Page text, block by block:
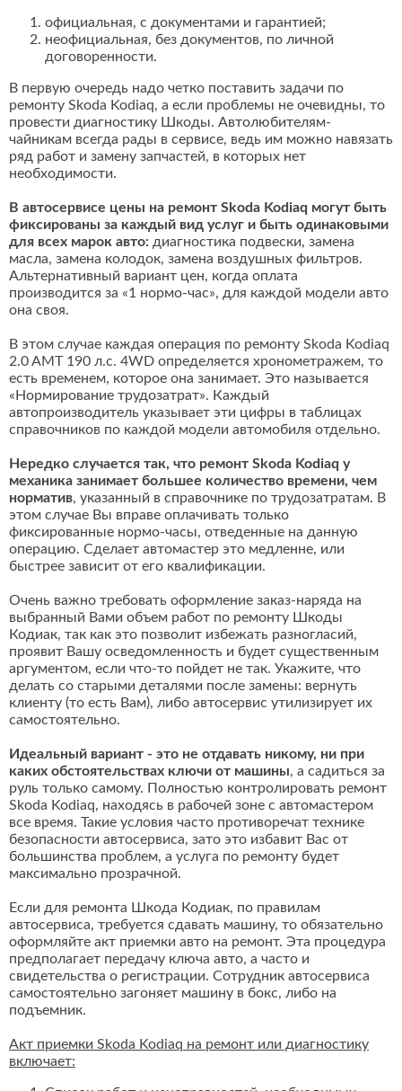
официальная, с документами и гарантией;
неофициальная, без документов, по личной
договоренности.
В первую очередь надо четко поставить задачи по
ремонту Skoda Kodiaq, а если проблемы не очевидны, то
провести диагностику Шкоды. Автолюбителям-
чайникам всегда рады в сервисе, ведь им можно навязать
ряд работ и замену запчастей, в которых нет
необходимости.
В автосервисе цены на ремонт Skoda Kodiaq могут быть
фиксированы за каждый вид услуг и быть одинаковыми
для всех марок авто: диагностика подвески, замена
масла, замена колодок, замена воздушных фильтров.
Альтернативный вариант цен, когда оплата
производится за «1 нормо-час», для каждой модели авто
она своя.
В этом случае каждая операция по ремонту Skoda Kodiaq
2.0 AMT 190 л.с. 4WD определяется хронометражем, то
есть временем, которое она занимает. Это называется
«Нормирование трудозатрат». Каждый
автопроизводитель указывает эти цифры в таблицах
справочников по каждой модели автомобиля отдельно.
Нередко случается так, что ремонт Skoda Kodiaq у
механика занимает большее количество времени, чем
норматив, указанный в справочнике по трудозатратам. В
этом случае Вы вправе оплачивать только
фиксированные нормо-часы, отведенные на данную
операцию. Сделает автомастер это медленне, или
быстрее зависит от его квалификации.
Очень важно требовать оформление заказ-наряда на
выбранный Вами объем работ по ремонту Шкоды
Кодиак, так как это позволит избежать разногласий,
проявит Вашу осведомленность и будет существенным
аргументом, если что-то пойдет не так. Укажите, что
делать со старыми деталями после замены: вернуть
клиенту (то есть Вам), либо автосервис утилизирует их
самостоятельно.
Идеальный вариант - это не отдавать никому, ни при
каких обстоятельствах ключи от машины, а садиться за
руль только самому. Полностью контролировать ремонт
Skoda Kodiaq, находясь в рабочей зоне с автомастером
все время. Такие условия часто противоречат технике
безопасности автосервиса, зато это избавит Вас от
большинства проблем, а услуга по ремонту будет
максимально прозрачной.
Если для ремонта Шкода Кодиак, по правилам
автосервиса, требуется сдавать машину, то обязательно
оформляйте акт приемки авто на ремонт. Эта процедура
предполагает передачу ключа авто, а часто и
свидетельства о регистрации. Сотрудник автосервиса
самостоятельно загоняет машину в бокс, либо на
подъемник.
Акт приемки Skoda Kodiaq на ремонт или диагностику
включает: